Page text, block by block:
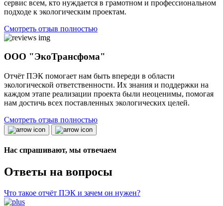
сервис всем, кто нуждается в грамотном и профессиональном
подходе к экологическим проектам.
Смотреть отзыв полностью
ООО "ЭкоТрансфома"
Отчёт ПЭК помогает нам быть впереди в области
экологической ответственности. Их знания и поддержки на
каждом этапе реализации проекта были неоценимы, помогая
нам достичь всех поставленных экологических целей.
Смотреть отзыв полностью
Нас спрашивают, мы отвечаем
Ответы на вопросы
Что такое отчёт ПЭК и зачем он нужен?